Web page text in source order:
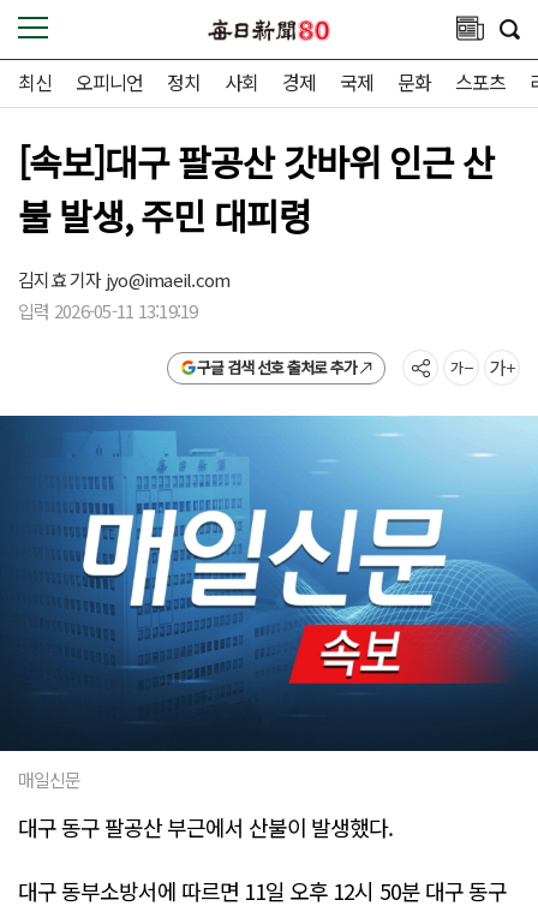
최신 오피니언 정치 사회 경제 국제 문화 스포츠
[속보]대구 팔공산 갓바위 인근 산
불 발생, 주민 대피령
김지효 기자jyo@imaeil.com
입력 2026-05-11 13:19:19
구글 검색 선호 출처로 추가
매일신문
대구 동구 팔공산 부근에서 산불이 발생했다.
대구 동부소방서에 따르면 11일 오후 12시 50분 대구 동구